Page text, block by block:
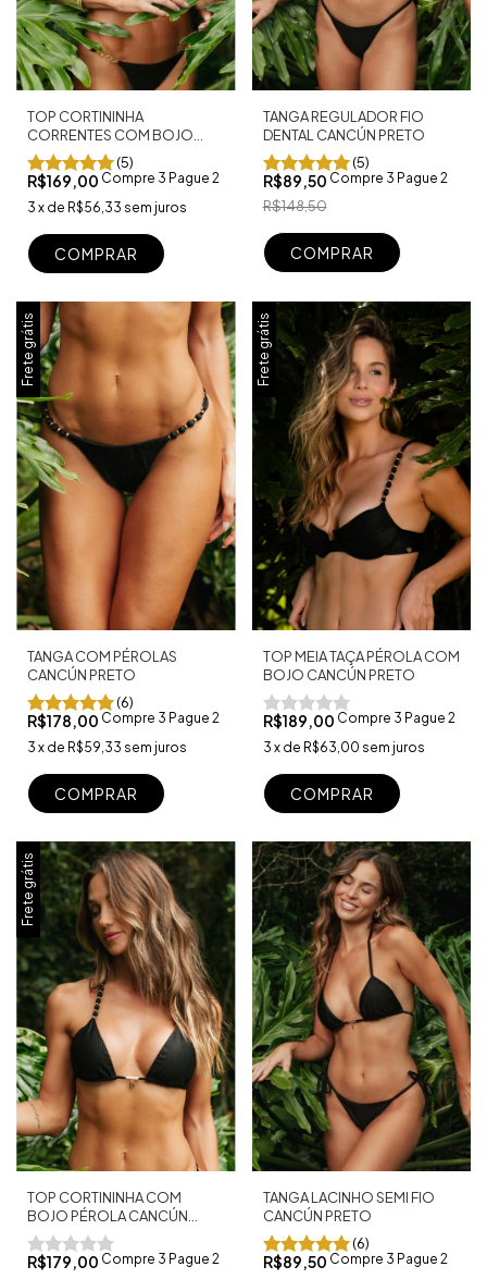
TOP CORTININHA
CORRENTES COM BOJO
CANCÚN PRETO
(5)
R$169,00 Compre 3 Pague 2
3 x de R$56,33 sem juros
COMPRAR
TANGA REGULADOR FIO
DENTAL CANCÚN PRETO
(5)
R$89,50 Compre 3 Pague 2
R$148,50
COMPRAR
Frete grátis
TANGA COM PÉROLAS
CANCÚN PRETO
(6)
R$178,00 Compre 3 Pague 2
3 x de R$59,33 sem juros
COMPRAR
Frete grátis
TOP MEIA TAÇA PÉROLA COM
BOJO CANCÚN PRETO
R$189,00 Compre 3 Pague 2
3 x de R$63,00 sem juros
COMPRAR
Frete grátis
TOP CORTININHA COM
BOJO PÉROLA CANCÚN
PRETO
R$179,00 Compre 3 Pague 2
TANGA LACINHO SEMI FIO
CANCÚN PRETO
(6)
R$89,50 Compre 3 Pague 2